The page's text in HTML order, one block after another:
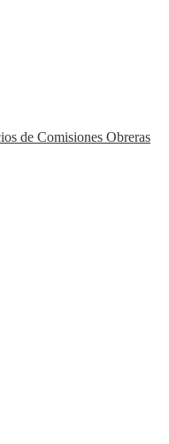
de Comisiones Obreras